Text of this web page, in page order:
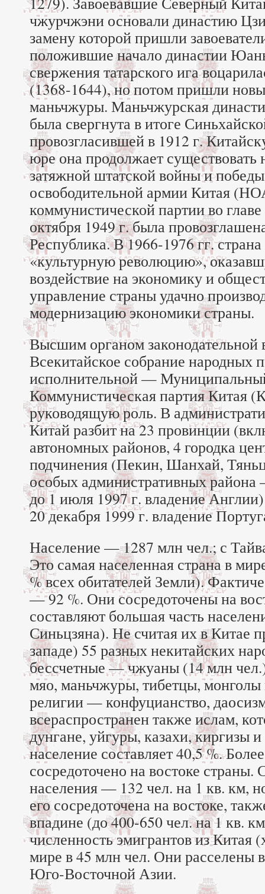
чжурчжэни основали династию
замену которой пришли
положившие начало династии
свержения татарского ига
(1368-1644), но потом пришли
маньчжуры. Маньчжурская
была свергнута в итоге
провозгласившей в 1912 г.
юре она продолжает существовать
затяжной штатской войны и
освободительной армии Китая
коммунистической партии во
октября 1949 г. была
Республика. В 1966-1976 гг.
«культурную революцию»,
воздействие на экономику и
управление страны удачно
модернизацию экономики страны.
Высшим органом законодательной
Всекитайское собрание народных
исполнительной —
Коммунистическая партия Китая
руководящую роль. В
Китай разбит на 23 провинции
автономных районов, 4 городка
подчинения (Пекин, Шанхай,
особых административных
до 1 июля 1997 г. владение
20 декабря 1999 г. владение
Население — 1287 млн чел.; с
Это самая населенная страна в
% всех обитателей Земли).
— 92 %. Они сосредоточены на
составляют большая часть
Синьцзяна). Не считая их в Китае
западе) 55 разных некитайских
бессчетные — чжуаны (14 млн
мяо, маньчжуры, тибетцы, монголы
религии — конфуцианство,
всераспространен также ислам,
дунгане, уйгуры, казахи, киргизы
население составляет 40,5 %.
сосредоточено на востоке страны.
населения — 132 чел. на 1 кв. км,
его сосредоточена на востоке,
впадине (до 400-650 чел. на 1 кв.
численность эмигрантов из Китая
мире в 45 млн чел. Они расселены
Юго-Восточной Азии.